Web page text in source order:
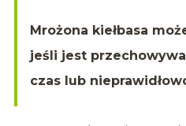
Mrożona kiełbasa
jeśli jest
czas lub